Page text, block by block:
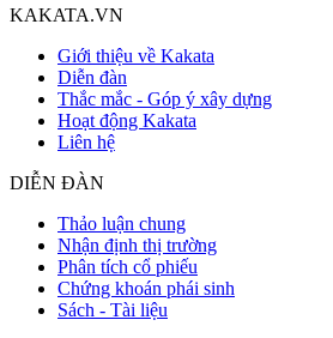
KAKATA.VN
Giới thiệu về Kakata
Diễn đàn
Thắc mắc - Góp ý xây dựng
Hoạt động Kakata
Liên hệ
DIỄN ĐÀN
Thảo luận chung
Nhận định thị trường
Phân tích cổ phiếu
Chứng khoán phái sinh
Sách - Tài liệu